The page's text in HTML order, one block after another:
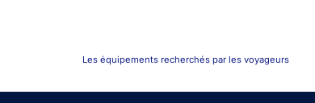
Les équipements recherchés par les voyageurs